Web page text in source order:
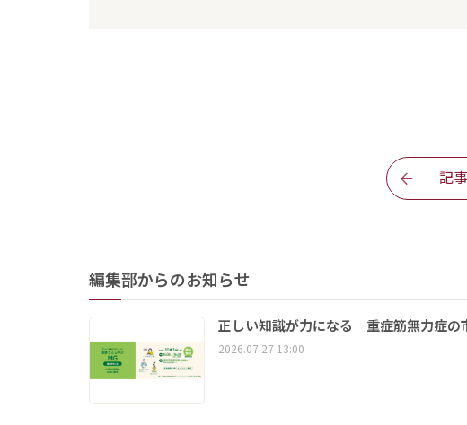
記
編集部からのお知らせ
正しい知識が力になる 重症筋無力症の
2026.07.27 13:00